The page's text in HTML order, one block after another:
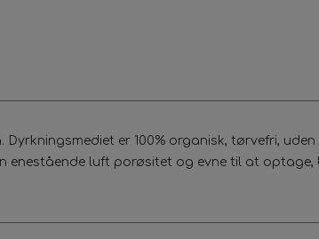
er 100% organisk, tørvefri, uden
enestående luft porøsitet og evne til at optage,